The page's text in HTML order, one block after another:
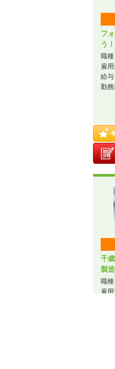
フ
う
【1
職
雇
給与
勤
千
製
【1
職
雇